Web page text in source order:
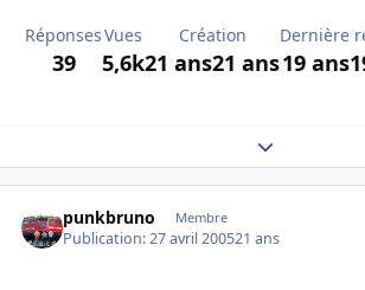
Réponses
39
Vues
5,6k
Création
21 ans21 ans
Dernière
19 ans
Expand topic
punkbruno Membre
Publication:27 avril 200521 ans